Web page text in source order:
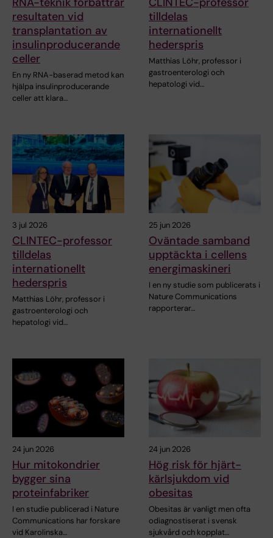
resultaten vid
transplantation av
insulinproducerande
celler
En ny RNA-baserad metod kan
hjälpa insulinproducerande
celler att klara…
tilldelas
internationellt
hederspris
Matthias Löhr, professor i
gastroenterologi och
hepatologi vid…
3 jul 2026
CLINTEC-professor
tilldelas
internationellt
hederspris
Matthias Löhr, professor i
gastroenterologi och
hepatologi vid…
25 jun 2026
Oväntade samband
upptäckta i cellens
energimaskineri
I en ny studie som publicerats i
Nature Communications
rapporterar…
24 jun 2026
Hur mitokondrier
bygger sina
proteinfabriker
I en studie publicerad i Nature
Communications har forskare
vid Karolinska…
24 jun 2026
Hög risk för hjärt-
kärlsjukdom vid
obesitas
Obesitas är vanligt men ofta
odiagnostiserat i svensk
sjukvård och kopplat…